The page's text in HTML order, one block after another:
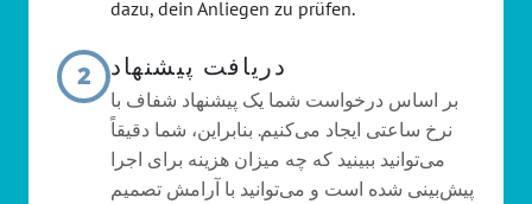
dazu, dein Anliegen zu prüfen.
2 دریافت پیشنهاد
بر اساس درخواست شما یک پیشنهاد شفاف با
نرخ ساعتی ایجاد می‌کنیم. بنابراین، شما دقیقاً
می‌توانید ببینید که چه میزان هزینه برای اجرا
پیش‌بینی شده است و می‌توانید با آرامش تصمیم